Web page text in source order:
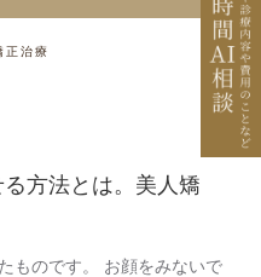
正治療
方法とは。美人矯
ものです。 お顔をみないで